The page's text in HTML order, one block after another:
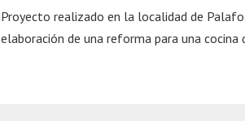
Proyecto realizado en la localidad de
elaboración de una reforma para una cocina